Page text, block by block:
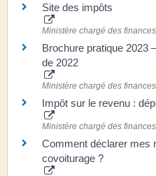
Site des impôts
Ministère chargé des finances
Brochure pratique 2023
de 2022
Ministère chargé des finances
Impôt sur le revenu :
Ministère chargé des finances
Comment déclarer mes
covoiturage ?